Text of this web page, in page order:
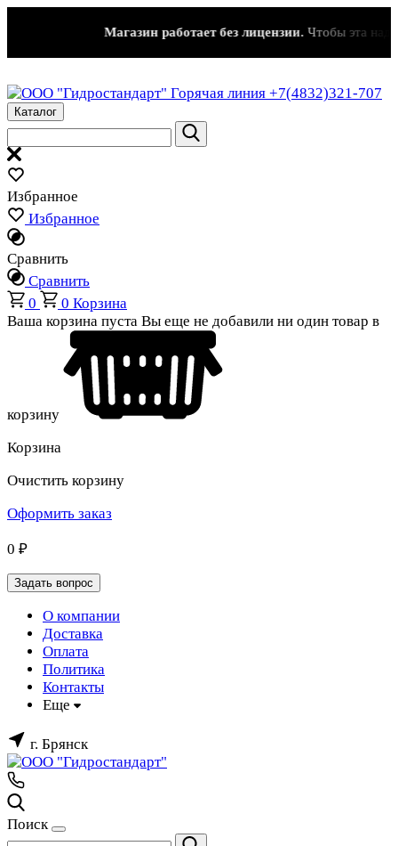
Магазин работает без лицензии.Чтобы эта
Горячая линия +7(4832)321-707
Каталог
Избранное
Избранное
Сравнить
Сравнить
0
0 Корзина
Ваша корзина пуста Вы еще не добавили ни один товар в
корзину
Корзина
Очистить корзину
Оформить заказ
0 ₽
Задать вопрос
О компании
Доставка
Оплата
Политика
Контакты
Еще
г. Брянск
Поиск